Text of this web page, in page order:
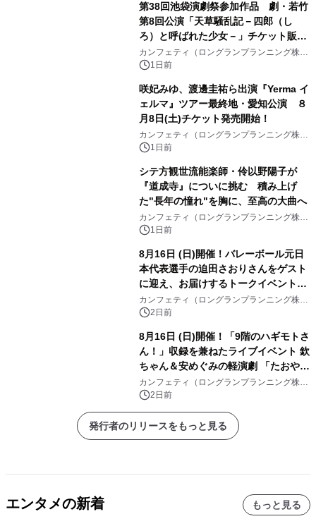
第38回池袋演劇祭参加作品 劇・若竹
第8回公演「天草騒乱記－四郎（し
ろ）と呼ばれた少女－」チケット販売
開始
カンフェティ（ロングランプランニング株式
会社）
1日前
咲妃みゆ、渡邊圭祐ら出演『Yerma イ
ェルマ』ツアー最終地・愛知公演 ８
月8日(土)チケット発売開始！
カンフェティ（ロングランプランニング株式
会社）
1日前
シテ方観世流能楽師・伶以野陽子が
『道成寺』についに挑む 積み上げ
た"長年の憧れ"を胸に、至高の大曲へ
カンフェティ（ロングランプランニング株式
会社）
1日前
8月16日 (日)開催！バレーボール元日
本代表選手の迫田さおりさんをゲスト
に迎え、お届けするトークイベント
『第4回 堀口はしのお話の会』チケッ
ト発売中
カンフェティ（ロングランプランニング株式
会社）
2日前
8月16日 (日)開催！「9階のハギモトさ
ん！」収録を兼ねたライブイベント 欽
ちゃん＆安めぐみの軽演劇 「たおやか
な心」 チケット販売中
カンフェティ（ロングランプランニング株式
会社）
2日前
発行者のリリースをもっと見る
エンタメの新着 もっと見る